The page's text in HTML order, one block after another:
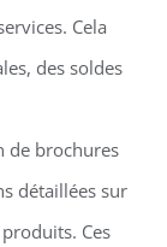
Cela
des soldes
de brochures
détaillées sur
Ces